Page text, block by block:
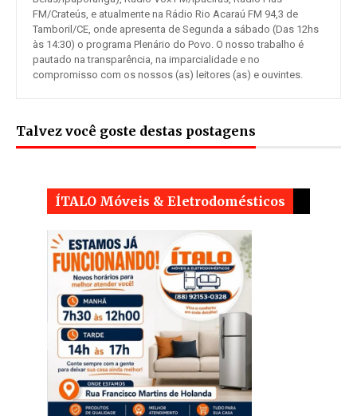
FM/Crateús, e atualmente na Rádio Rio Acaraú FM 94,3 de
Tamboril/CE, onde apresenta de Segunda a sábado (Das 12hs
às 14:30) o programa Plenário do Povo. O nosso trabalho é
pautado na transparência, na imparcialidade e no
compromisso com os nossos (as) leitores (as) e ouvintes.
Talvez você goste destas postagens
ÍTALO Móveis & Eletrodomésticos